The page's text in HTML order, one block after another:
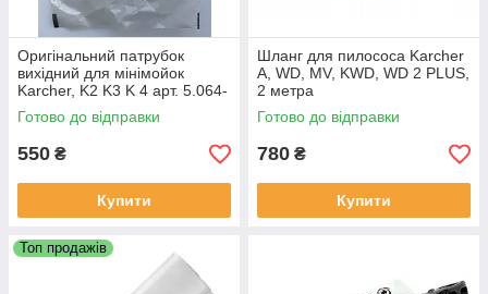
Оригінальний патрубок
вихідний для мінімойок
Karcher, K2 K3 K 4 арт. 5.064-
110
Готово до відправки
550 ₴
Купити
Шланг для пилососа Karcher
A, WD, MV, KWD, WD 2 PLUS,
2 метра
Готово до відправки
780 ₴
Купити
Топ продажів